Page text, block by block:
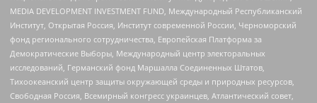
MEDIA DEVELOPMENT INVESTMENT FUND, Международный Республиканский
Институт, Открытая Россия, Институт современной России, Черноморский
фонд регионального сотрудничества, Европейская Платформа за
Демократические Выборы, Международный центр электоральных
исследований, Германский фонд Маршалла Соединенных Штатов,
Тихоокеанский центр защиты окружающей среды и природных ресурсов,
Свободная Россия, Всемирный конгресс украинцев, Атлантический совет,